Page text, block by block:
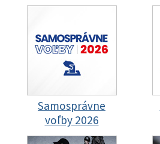
Samosprávne
voľby 2026